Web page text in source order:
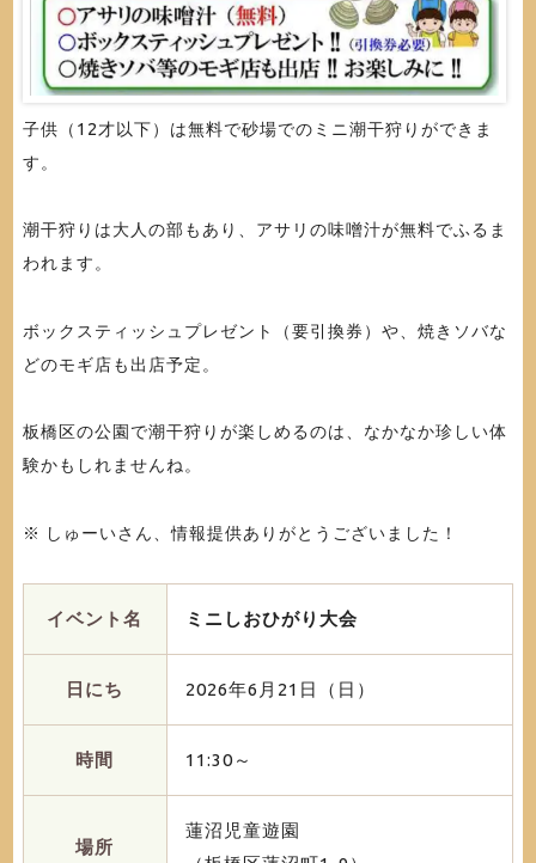
子供（12才以下）は無料で砂場でのミニ潮干狩りができま
す。
潮干狩りは大人の部もあり、アサリの味噌汁が無料でふるま
われます。
ボックスティッシュプレゼント（要引換券）や、焼きソバな
どのモギ店も出店予定。
板橋区の公園で潮干狩りが楽しめるのは、なかなか珍しい体
験かもしれませんね。
※ しゅーいさん、情報提供ありがとうございました！
イベント名 ミニしおひがり大会
日にち 2026年6月21日（日）
時間 11:30～
場所
蓮沼児童遊園